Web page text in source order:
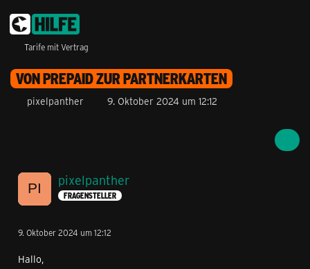
Tarife mit Vertrag
VON PREPAID ZUR PARTNERKARTEN
pixelpanther 9. Oktober 2024 um 12:12
pixelpanther
FRAGENSTELLER
9. Oktober 2024 um 12:12
Hallo,